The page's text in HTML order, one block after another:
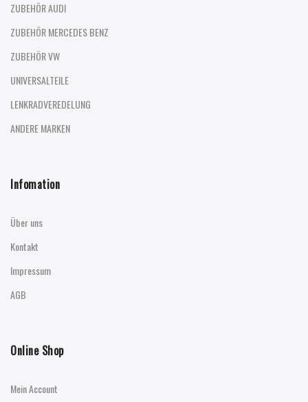
ZUBEHÖR AUDI
ZUBEHÖR MERCEDES BENZ
ZUBEHÖR VW
UNIVERSALTEILE
LENKRADVEREDELUNG
ANDERE MARKEN
Infomation
Über uns
Kontakt
Impressum
AGB
Online Shop
Mein Account